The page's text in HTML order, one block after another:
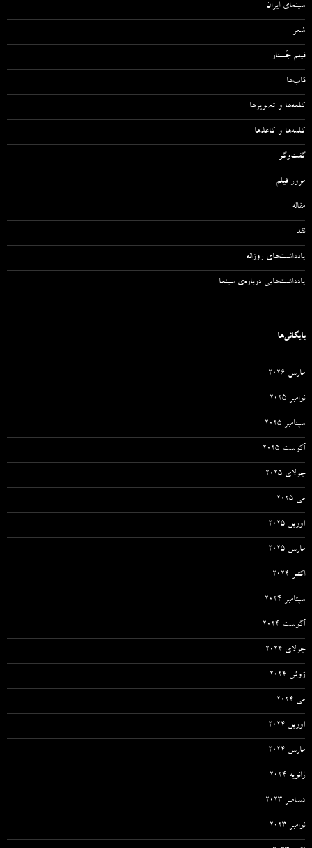
سینمای ایران
شعر
فیلم جُستار
قاب‌ها
کلمه‌ها و تصویرها
کلمه‌ها و کاغذها
گفت‌وگو
مرور فیلم
مقاله‌
نقد
یادداشت‌های روزانه
یادداشت‌هایی درباره‌ی سینما
بایگانی‌ها
مارس 2026
نوامبر 2025
سپتامبر 2025
آگوست 2025
جولای 2025
می 2025
آوریل 2025
مارس 2025
اکتبر 2024
سپتامبر 2024
آگوست 2024
جولای 2024
ژوئن 2024
می 2024
آوریل 2024
مارس 2024
ژانویه 2024
دسامبر 2023
نوامبر 2023